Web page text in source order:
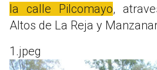
la calle Pilcomayo,
Altos de La Reja y
1.jpeg